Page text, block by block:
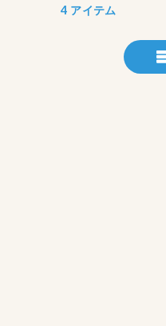
4 アイテム